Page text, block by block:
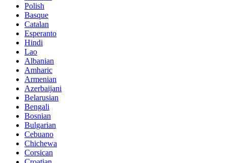
Polish
Basque
Catalan
Esperanto
Hindi
Lao
Albanian
Amharic
Armenian
Azerbaijani
Belarusian
Bengali
Bosnian
Bulgarian
Cebuano
Chichewa
Corsican